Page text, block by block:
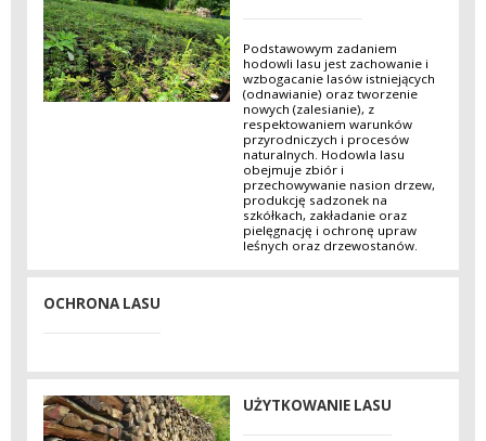
Podstawowym zadaniem
hodowli lasu jest zachowanie i
wzbogacanie lasów istniejących
(odnawianie) oraz tworzenie
nowych (zalesianie), z
respektowaniem warunków
przyrodniczych i procesów
naturalnych. Hodowla lasu
obejmuje zbiór i
przechowywanie nasion drzew,
produkcję sadzonek na
szkółkach, zakładanie oraz
pielęgnację i ochronę upraw
leśnych oraz drzewostanów.
OCHRONA LASU
UŻYTKOWANIE LASU